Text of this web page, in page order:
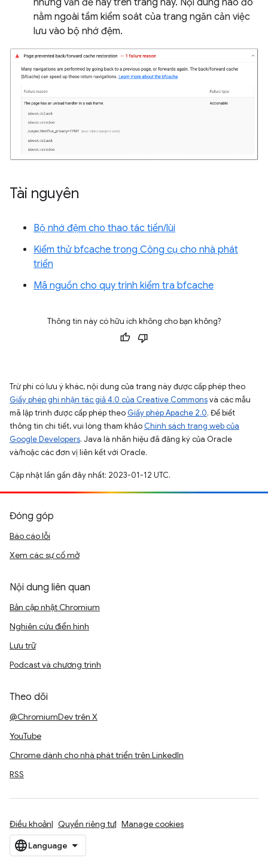
những vấn đề này trên trang này. Nội dung nào đó
nằm ngoài tầm kiểm soát của trang ngăn cản việc
lưu vào bộ nhớ đệm.
Tài nguyên
Bộ nhớ đệm cho thao tác tiến/lùi
Kiểm thử bfcache trong Công cụ cho nhà phát
triển
Mã nguồn cho quy trình kiểm tra bfcache
Thông tin này có hữu ích không cho bạn không?
Trừ phi có lưu ý khác, nội dung của trang này được cấp phép theo
Giấy phép ghi nhận tác giả 4.0 của Creative Commonsvà các mẫu
mã lập trình được cấp phép theo Giấy phép Apache 2.0. Để biết
thông tin chi tiết, vui lòng tham khảo Chính sách trang web của
Google Developers. Java là nhãn hiệu đã đăng ký của Oracle
và/hoặc các đơn vị liên kết với Oracle.
Cập nhật lần gần đây nhất: 2023-01-12 UTC.
Đóng góp
Báo cáo lỗi
Xem các sự cố mở
Nội dung liên quan
Bản cập nhật Chromium
Nghiên cứu điển hình
Lưu trữ
Podcast và chương trình
Theo dõi
@ChromiumDev trên X
YouTube
Chrome dành cho nhà phát triển trên LinkedIn
RSS
Điều khoản Quyền riêng tư Manage cookies